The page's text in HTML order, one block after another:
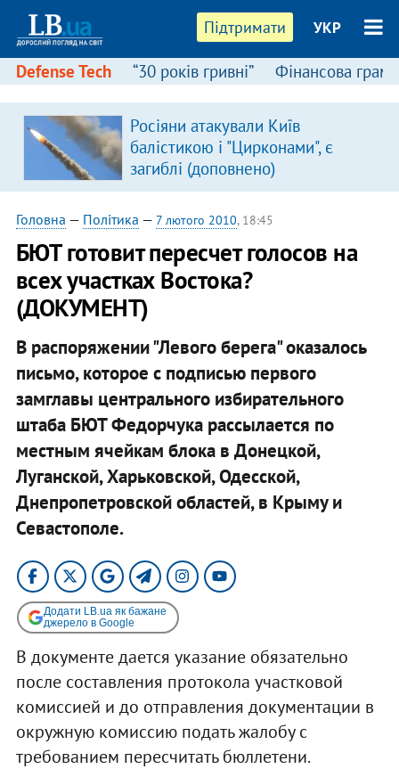
Підтримати УКР
Defense Tech “30 років гривні” Фінансова
Росіяни атакували Київ
балістикою і "Цирконами", є
загиблі (доповнено)
Головна — Політика — 7 лютого 2010, 18:45
БЮТ готовит пересчет голосов на
всех участках Востока?
(ДОКУМЕНТ)
В распоряжении "Левого берега" оказалось
письмо, которое с подписью первого
замглавы центрального избирательного
штаба БЮТ Федорчука рассылается по
местным ячейкам блока в Донецкой,
Луганской, Харьковской, Одесской,
Днепропетровской областей, в Крыму и
Севастополе.
Додати LB.ua як бажане
джерело в Google
В документе дается указание обязательно
после составления протокола участковой
комиссией и до отправления документации в
окружную комиссию подать жалобу с
требованием пересчитать бюллетени.